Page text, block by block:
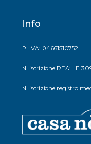
Info
P. IVA: 04661510752
N. iscrizione REA: LE
N. iscrizione registro